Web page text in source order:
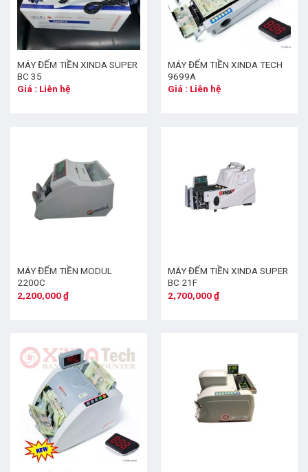
MÁY ĐẾM TIỀN XINDA SUPER
BC 35
Giá : Liên hệ
MÁY ĐẾM TIỀN XINDA TECH
9699A
Giá : Liên hệ
MÁY ĐẾM TIỀN MODUL
2200C
2,200,000₫
MÁY ĐẾM TIỀN XINDA SUPER
BC 21F
2,700,000₫